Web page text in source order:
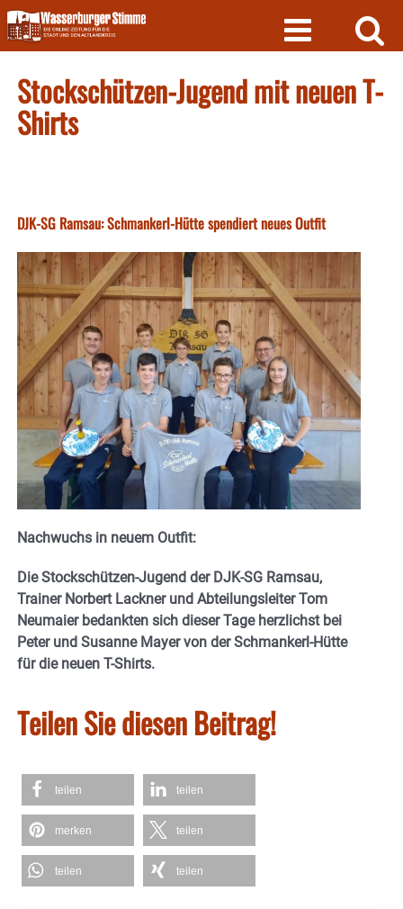
Skip
to
content
Stockschützen-Jugend mit neuen T-
Shirts
DJK-SG Ramsau: Schmankerl-Hütte spendiert neues Outfit
Nachwuchs in neuem Outfit:
Die Stockschützen-Jugend der DJK-SG Ramsau,
Trainer Norbert Lackner und Abteilungsleiter Tom
Neumaier bedankten sich dieser Tage herzlichst bei
Peter und Susanne Mayer von der Schmankerl-Hütte
für die neuen T-Shirts.
Teilen Sie diesen Beitrag!
teilen teilen
merken teilen
teilen teilen